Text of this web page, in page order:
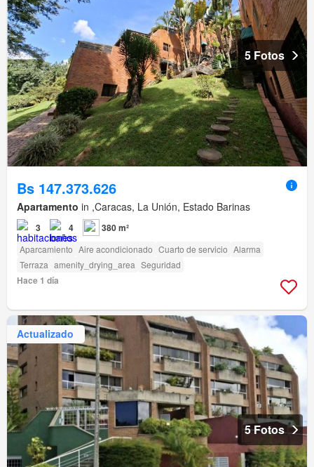
5 Fotos
Bs 147.373.626
Apartamento in ,Caracas, La Unión, Estado Barinas
3 4 380 m²
Aparcamiento Aire acondicionado Cuarto de servicio Alarma
Terraza amenity_drying_area Seguridad
Hace 1 día
Actualizado
5 Fotos